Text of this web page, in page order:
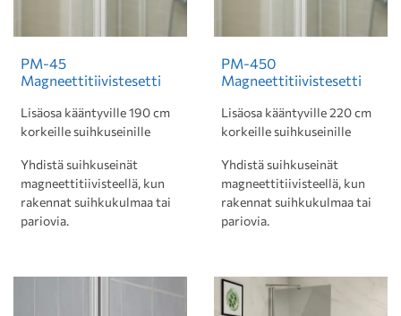
PM-45
Magneettitiivistesetti
Lisäosa kääntyville 190 cm
korkeille suihkuseinille
Yhdistä suihkuseinät
magneettitiivisteellä, kun
rakennat suihkukulmaa tai
pariovia.
PM-450
Magneettitiivistesetti
Lisäosa kääntyville 220 cm
korkeille suihkuseinille
Yhdistä suihkuseinät
magneettitiivisteellä, kun
rakennat suihkukulmaa tai
pariovia.